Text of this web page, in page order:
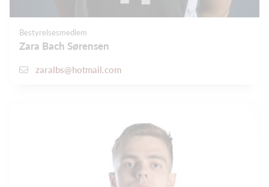
Bestyrelsesmedlem
Zara Bach Sørensen
zaralbs@hotmail.com